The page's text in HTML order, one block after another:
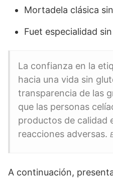
Mortadela clásica
Fuet especialidad
La confianza en la
hacia una vida sin
transparencia de las
que las personas
productos de calidad
reacciones adversas.
A continuación,